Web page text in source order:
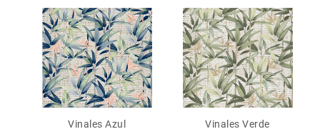
Vinales Azul Vinales Verde